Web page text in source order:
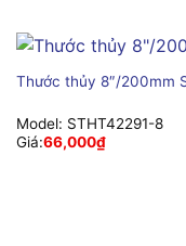
Thước thủy 8″/200mm
Model: STHT42291-8
Giá:66,000₫